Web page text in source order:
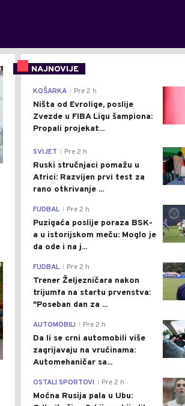
NAJNOVIJE
KOŠARKA Pre 2 h
Ništa od Evrolige, poslije
Zvezde u FIBA Ligu šampiona:
Propali projekat...
SVIJET Pre 2 h
Ruski stručnjaci pomažu u
Africi: Razvijen prvi test za
rano otkrivanje ...
FUDBAL Pre 2 h
Puzigaća poslije poraza BSK-
a u istorijskom meču: Moglo je
da ode i na j...
FUDBAL Pre 2 h
Trener Željezničara nakon
trijumfa na startu prvenstva:
"Poseban dan za ...
AUTOMOBILI Pre 2 h
Da li se crni automobili više
zagrijavaju na vrućinama:
Automehaničar sa...
OSTALI SPORTOVI Pre 2 h
Moćna Rusija pala u Ubu: